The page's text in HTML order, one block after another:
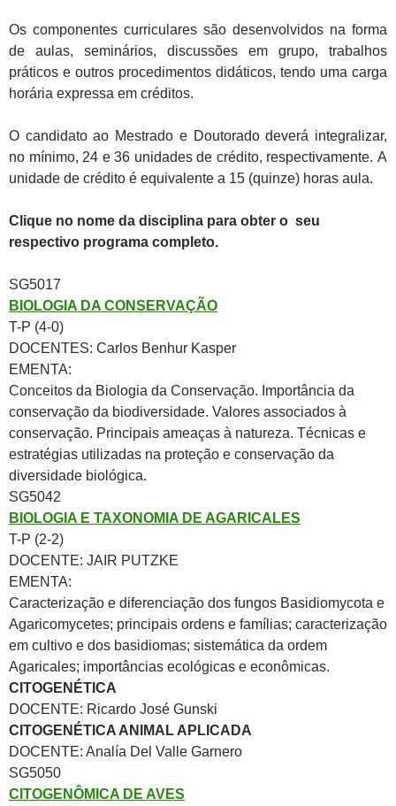
Os componentes curriculares são desenvolvidos na forma
de aulas, seminários, discussões em grupo, trabalhos
práticos e outros procedimentos didáticos, tendo uma carga
horária expressa em créditos.
O candidato ao Mestrado e Doutorado deverá integralizar,
no mínimo, 24 e 36 unidades de crédito, respectivamente. A
unidade de crédito é equivalente a 15 (quinze) horas aula.
Clique no nome da disciplina para obter o seu
respectivo programa completo.
SG5017
BIOLOGIA DA CONSERVAÇÃO
T-P (4-0)
DOCENTES: Carlos Benhur Kasper
EMENTA:
Conceitos da Biologia da Conservação. Importância da
conservação da biodiversidade. Valores associados à
conservação. Principais ameaças à natureza. Técnicas e
estratégias utilizadas na proteção e conservação da
diversidade biológica.
SG5042
BIOLOGIA E TAXONOMIA DE AGARICALES
T-P (2-2)
DOCENTE: JAIR PUTZKE
EMENTA:
Caracterização e diferenciação dos fungos Basidiomycota e
Agaricomycetes; principais ordens e famílias; caracterização
em cultivo e dos basidiomas; sistemática da ordem
Agaricales; importâncias ecológicas e econômicas.
CITOGENÉTICA
DOCENTE: Ricardo José Gunski
CITOGENÉTICA ANIMAL APLICADA
DOCENTE: Analía Del Valle Garnero
SG5050
CITOGENÔMICA DE AVES